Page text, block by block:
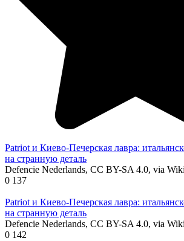
Patriot и Киево-Печерская лавра:
на странную деталь
Defencie Nederlands, CC BY-SA 4.0, via
0 137
Patriot и Киево-Печерская лавра:
на странную деталь
Defencie Nederlands, CC BY-SA 4.0, via
0 142